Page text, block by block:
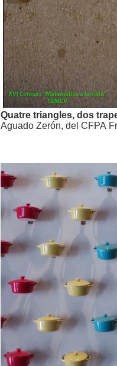
Quatre triangles, dos
Aguado Zerón, del CFPA